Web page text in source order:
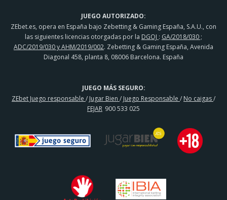
JUEGO AUTORIZADO:
ZEbet.es, opera en España bajo Zebetting & Gaming España, S.A.U., con
las siguientes licencias otorgadas por la DGOJ : GA/2018/030 ;
ADC/2019/030 y AHM/2019/002. Zebetting & Gaming España, Avenida
Diagonal 458, planta 8, 08006 Barcelona. España
JUEGO MÁS SEGURO:
ZEbet Juego responsable / Jugar Bien / Juego Responsable / No caigas/
FEJAR 900 533 025